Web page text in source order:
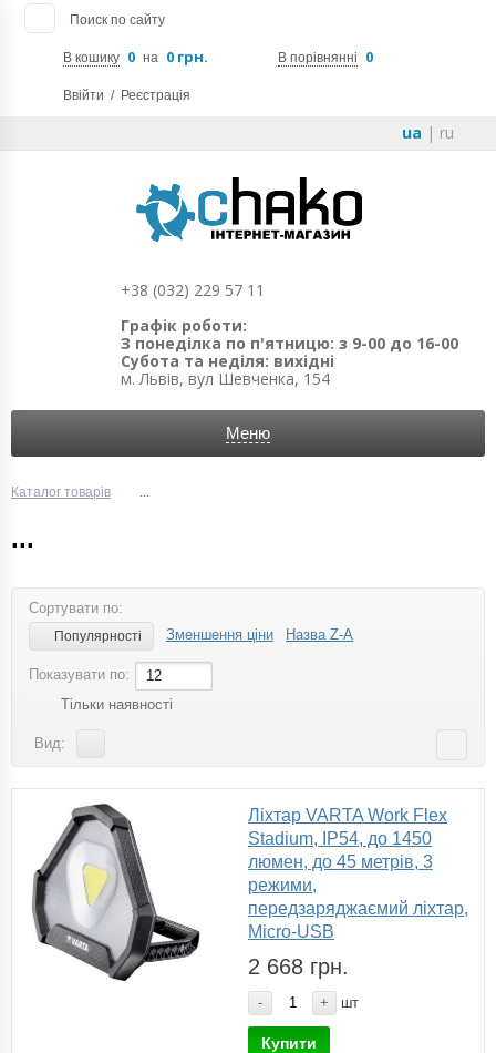
Поиск по сайту
В кошику 0 на 0 грн. В порівнянні 0
Ввійти / Реєстрація
ua | ru
+38 (032) 229 57 11
Графік роботи:
З понеділка по п'ятницю: з 9-00 до 16-00
Субота та неділя: вихідні
м. Львів, вул Шевченка, 154
Меню
Каталог товарів ...
...
Сортувати по:
Популярності Зменшення ціни Назва Z-A
Показувати по:
12
Тільки наявності
Вид:
Ліхтар VARTA Work Flex
Stadium, IP54, до 1450
люмен, до 45 метрів, 3
режими,
передзаряджаємий ліхтар,
Micro-USB
2 668 грн.
- + шт
Купити